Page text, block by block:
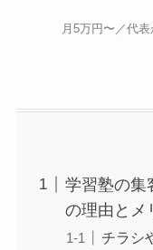
月5万円〜／代
学習塾の集
の理由とメ
チラシ